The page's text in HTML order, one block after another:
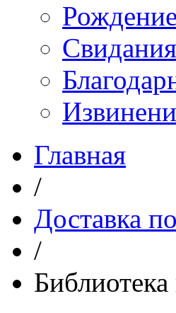
Свидания
Главная
/
Доставка
/